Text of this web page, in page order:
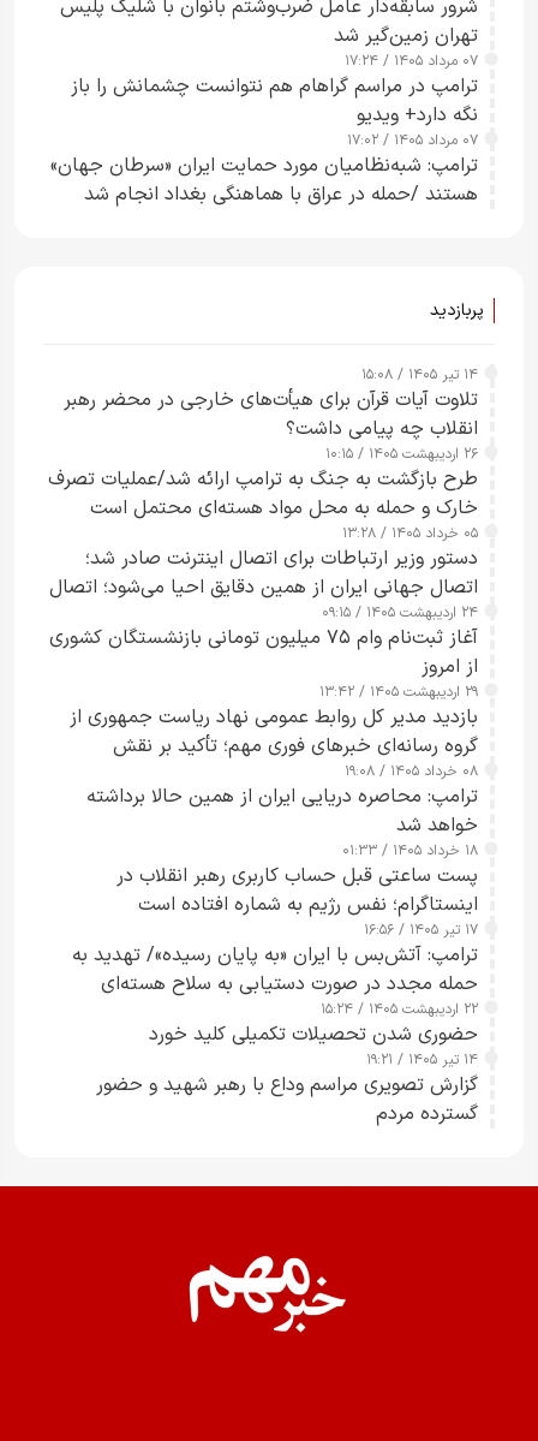
شرور سابقه‌دار عامل ضرب‌وشتم بانوان با شلیک پلیس
تهران زمین‌گیر شد
۰۷ مرداد ۱۴۰۵ / ۱۷:۲۴
ترامپ در مراسم گراهام هم نتوانست چشمانش را باز
نگه دارد+ ویدیو
۰۷ مرداد ۱۴۰۵ / ۱۷:۰۲
ترامپ: شبه‌نظامیان مورد حمایت ایران «سرطان جهان»
هستند /حمله در عراق با هماهنگی بغداد انجام شد
پربازدید
۱۴ تیر ۱۴۰۵ / ۱۵:۰۸
تلاوت آیات قرآن برای هیأت‌های خارجی در محضر رهبر
انقلاب چه پیامی داشت؟
۲۶ اردیبهشت ۱۴۰۵ / ۱۰:۱۵
طرح‌ بازگشت به جنگ به ترامپ ارائه شد/عملیات تصرف
خارک و حمله به محل مواد هسته‌ای محتمل است
۰۵ خرداد ۱۴۰۵ / ۱۳:۲۸
دستور وزیر ارتباطات برای اتصال اینترنت صادر شد؛
اتصال جهانی ایران از همین دقایق احیا می‌شود؛ اتصال
کامل مردم تا ۲۴ ساعت آینده
۲۴ اردیبهشت ۱۴۰۵ / ۰۹:۱۵
آغاز ثبت‌نام وام ۷۵ میلیون تومانی بازنشستگان کشوری
از امروز
۲۹ اردیبهشت ۱۴۰۵ / ۱۳:۴۲
بازدید مدیر کل روابط عمومی نهاد ریاست جمهوری از
گروه رسانه‌ای خبرهای فوری مهم؛ تأکید بر نقش
رسانه‌های هوشمند و مسئول در ارتقای آگاهی عمومی
۰۸ خرداد ۱۴۰۵ / ۱۹:۰۸
ترامپ: محاصره دریایی ایران از همین حالا برداشته
خواهد شد
۱۸ خرداد ۱۴۰۵ / ۰۱:۳۳
پست ساعتی قبل حساب کاربری رهبر انقلاب در
اینستاگرام؛ نفس رژیم به شماره افتاده است​
۱۷ تیر ۱۴۰۵ / ۱۶:۵۶
ترامپ: آتش‌بس با ایران «به پایان رسیده»/ تهدید به
حمله مجدد در صورت دستیابی به سلاح هسته‌ای
۲۲ اردیبهشت ۱۴۰۵ / ۱۵:۲۴
حضوری شدن تحصیلات تکمیلی کلید خورد
۱۴ تیر ۱۴۰۵ / ۱۹:۲۱
گزارش تصویری مراسم وداع با رهبر شهید و حضور
گسترده مردم